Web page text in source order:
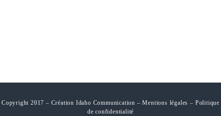
Copyright 2017 – Création Idaho Communication –Mentions légales – Politique
de confidentialité